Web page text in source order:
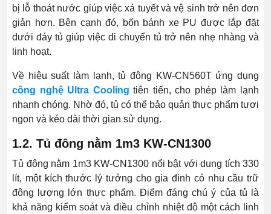
bị lỗ thoát nước giúp việc xả tuyết và vệ sinh trở nên đơn
giản hơn. Bên cạnh đó, bốn bánh xe PU được lắp đặt
dưới đáy tủ giúp việc di chuyển tủ trở nên nhẹ nhàng và
linh hoạt.
Về hiệu suất làm lạnh, tủ đông KW-CN560T ứng dụng
công nghệ Ultra Cooling tiên tiến, cho phép làm lạnh
nhanh chóng. Nhờ đó, tủ có thể bảo quản thực phẩm tươi
ngon và kéo dài thời gian sử dụng.
1.2. Tủ đông nằm 1m3 KW-CN1300
Tủ đông nằm 1m3 KW-CN1300 nổi bật với dung tích 330
lít, một kích thước lý tưởng cho gia đình có nhu cầu trữ
đông lượng lớn thực phẩm. Điểm đáng chú ý của tủ là
khả năng kiểm soát và điều chỉnh nhiệt độ một cách linh